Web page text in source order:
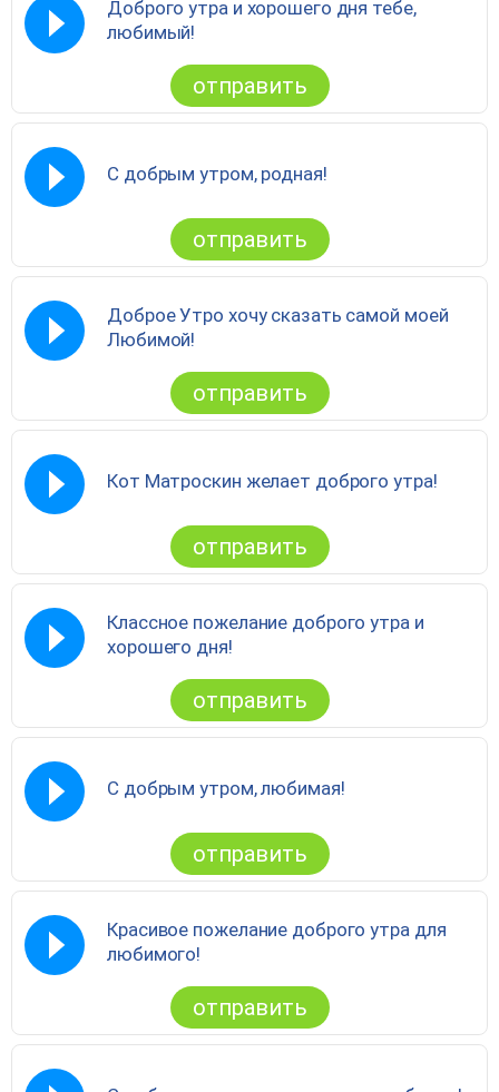
Доброго утра и хорошего дня тебе,
любимый!
отправить
С добрым утром, родная!
отправить
Доброе Утро хочу сказать самой моей
Любимой!
отправить
Кот Матроскин желает доброго утра!
отправить
Классное пожелание доброго утра и
хорошего дня!
отправить
С добрым утром, любимая!
отправить
Красивое пожелание доброго утра для
любимого!
отправить